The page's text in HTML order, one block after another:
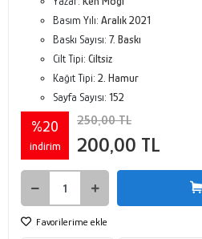
Basım Yılı: Aralık 2021
Baskı Sayısı: 7. Baskı
Cilt Tipi: Ciltsiz
Kağıt Tipi: 2. Hamur
Sayfa Sayısı: 152
%20
indirim
250,00 TL
200,00 TL
Favorilerime ekle